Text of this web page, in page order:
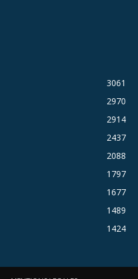
3061
2970
2914
2437
2088
1797
1677
1489
1424